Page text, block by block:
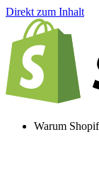
Direkt zum Inhalt
Warum